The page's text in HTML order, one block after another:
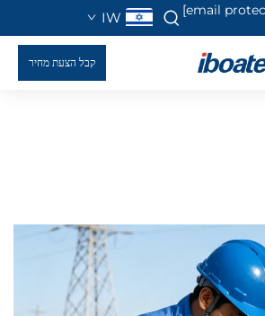
IW
קבל הצעת מחיר